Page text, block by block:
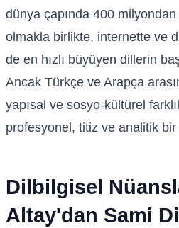
dünya çapında 400
olmakla birlikte, internette ve
de en hızlı büyüyen dillerin
Ancak Türkçe ve Arapça
yapısal ve sosyo-kültürel
profesyonel, titiz ve analitik bir
Dilbilgisel
Altay'dan Sami